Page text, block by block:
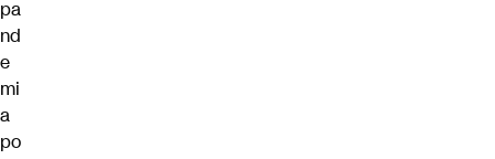
pa
nd
e
mi
a
po